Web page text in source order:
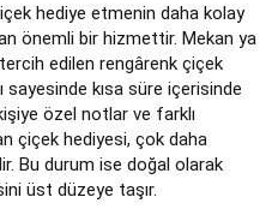
hediye etmenin daha kolay
önemli bir hizmettir. Mekan ya
edilen rengârenk çiçek
sayesinde kısa süre içerisinde
özel notlar ve farklı
çiçek hediyesi, çok daha
Bu durum ise doğal olarak
üst düzeye taşır.